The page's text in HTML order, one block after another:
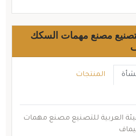
للتصنيع مصنع مهمات السكك
المنتجات
العربية للتصنيع مصنع مهمات